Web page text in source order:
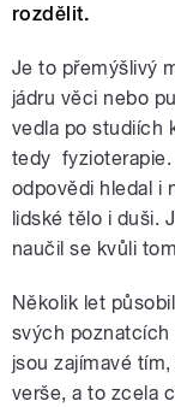
rozdělit.
Je to přemýšlivý
jádru věci nebo
vedla po studiích
tedy fyzioterapie.
odpovědi hledal i
lidské tělo i duši.
naučil se kvůli
Několik let
svých poznatcích
jsou zajímavé
verše, a to zcela